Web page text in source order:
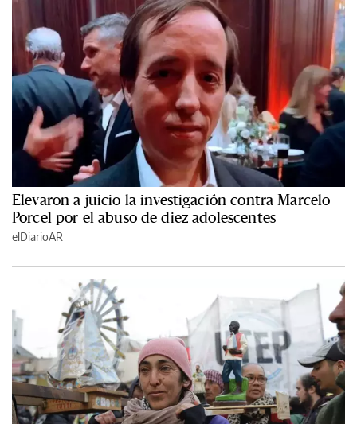
Elevaron a juicio la investigación contra Marcelo
Porcel por el abuso de diez adolescentes
elDiarioAR